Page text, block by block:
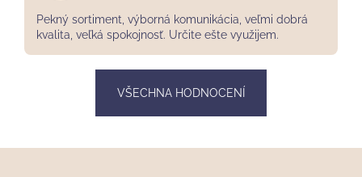
Pekný sortiment, výborná komunikácia, veľmi dobrá
kvalita, veľká spokojnosť. Určite ešte využijem.
VŠECHNA HODNOCENÍ